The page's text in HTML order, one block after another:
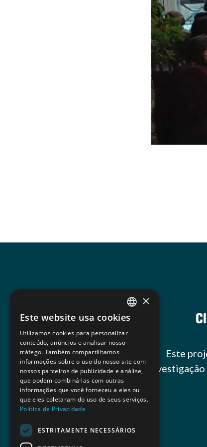
Este
PORTUGUESE
ENGLISH
×
Este website usa cookies
Utilizamos cookies para personalizar
conteúdo, anúncios e analisar nosso
tráfego. Também compartilhamos
informações sobre o uso do nosso site com
nossos parceiros de publicidade e análise,
que podem combiná-las com outras
informações que você forneceu a eles ou
que eles coletaram do uso de seus serviços.
Política de Privacidade
ESTRITAMENTE NECESSÁRIOS